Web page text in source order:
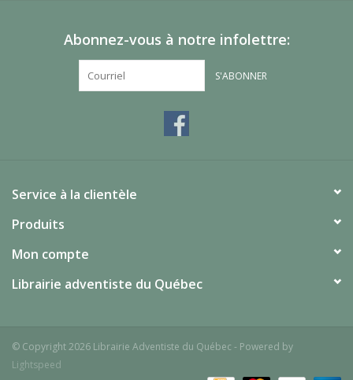
Abonnez-vous à notre infolettre:
S'ABONNER
Service à la clientèle
Produits
Mon compte
Librairie adventiste du Québec
© Copyright 2026 Librairie Adventiste du Québec - Powered by
Lightspeed